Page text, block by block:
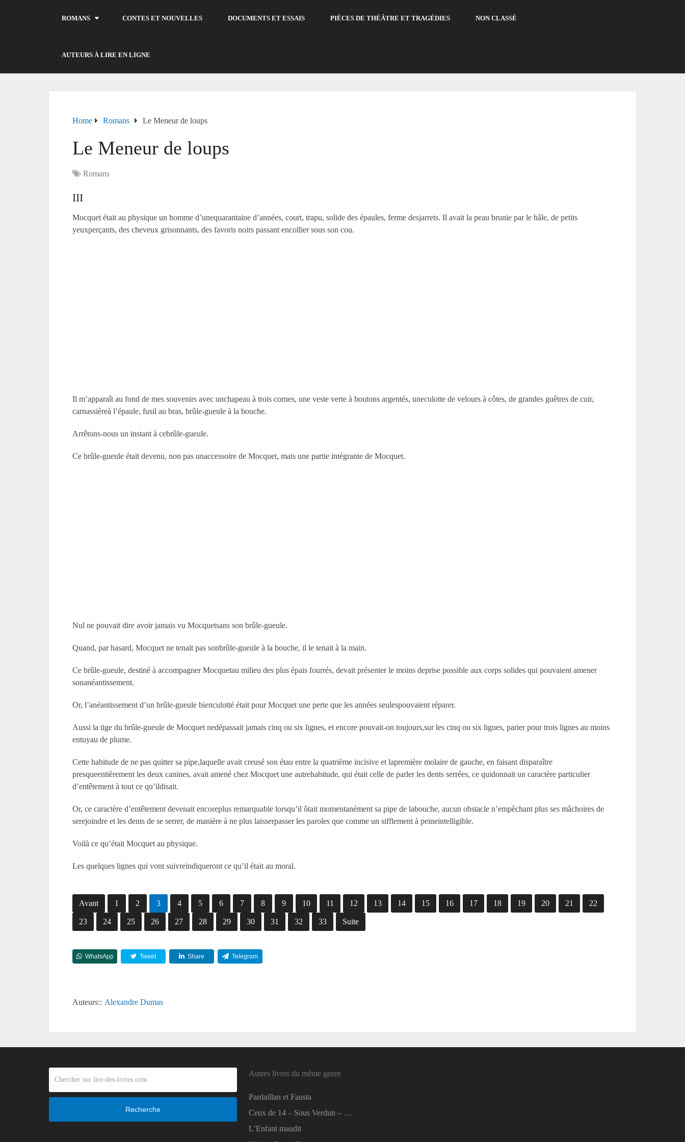
ROMANS CONTES ET NOUVELLES DOCUMENTS ET ESSAIS PIÈCES DE THÉÂTRE ET TRAGÉDIES NON CLASSÉ
AUTEURS À LIRE EN LIGNE
Home Romans Le Meneur de loups
Le Meneur de loups
Romans
III
Mocquet était au physique un homme d’unequarantaine d’années, court, trapu, solide des épaules, ferme desjarrets. Il avait la peau brunie par le hâle, de petits
yeuxperçants, des cheveux grisonnants, des favoris noirs passant encollier sous son cou.
Il m’apparaît au fond de mes souvenirs avec unchapeau à trois cornes, une veste verte à boutons argentés, uneculotte de velours à côtes, de grandes guêtres de cuir,
carnassièreà l’épaule, fusil au bras, brûle-gueule à la bouche.
Arrêtons-nous un instant à cebrûle-gueule.
Ce brûle-gueule était devenu, non pas unaccessoire de Mocquet, mais une partie intégrante de Mocquet.
Nul ne pouvait dire avoir jamais vu Mocquetsans son brûle-gueule.
Quand, par hasard, Mocquet ne tenait pas sonbrûle-gueule à la bouche, il le tenait à la main.
Ce brûle-gueule, destiné à accompagner Mocquetau milieu des plus épais fourrés, devait présenter le moins deprise possible aux corps solides qui pouvaient amener
sonanéantissement.
Or, l’anéantissement d’un brûle-gueule bienculotté était pour Mocquet une perte que les années seulespouvaient réparer.
Aussi la tige du brûle-gueule de Mocquet nedépassait jamais cinq ou six lignes, et encore pouvait-on toujours,sur les cinq ou six lignes, parier pour trois lignes au moins
entuyau de plume.
Cette habitude de ne pas quitter sa pipe,laquelle avait creusé son étau entre la quatrième incisive et lapremière molaire de gauche, en faisant disparaître
presqueentièrement les deux canines, avait amené chez Mocquet une autrehabitude, qui était celle de parler les dents serrées, ce quidonnait un caractère particulier
d’entêtement à tout ce qu’ildisait.
Or, ce caractère d’entêtement devenait encoreplus remarquable lorsqu’il ôtait momentanément sa pipe de labouche, aucun obstacle n’empêchant plus ses mâchoires de
serejoindre et les dents de se serrer, de manière à ne plus laisserpasser les paroles que comme un sifflement à peineintelligible.
Voilà ce qu’était Mocquet au physique.
Les quelques lignes qui vont suivreindiqueront ce qu’il était au moral.
Avant 1 2 3 4 5 6 7 8 9 10 11 12 13 14 15 16 17 18 19 20 21 22
23 24 25 26 27 28 29 30 31 32 33 Suite
WhatsApp Tweet Share Telegram
Auteurs:: Alexandre Dumas
Recherche
Autres livres du même genre
Pardaillan et Fausta
Ceux de 14 – Sous Verdun – …
L’Enfant maudit